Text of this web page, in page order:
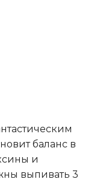
баланс в
и
выпивать 3